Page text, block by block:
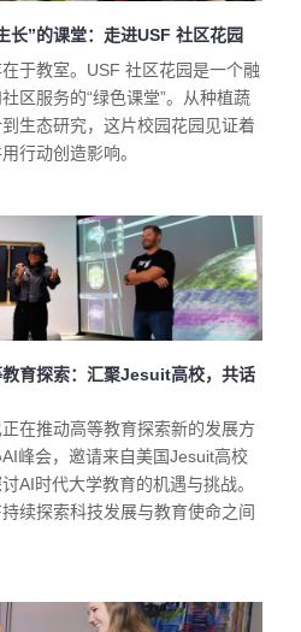
长”的课堂：走进USF 社区花园
于教室。USF 社区花园是一个融
区服务的“绿色课堂”。从种植蔬
生态研究，这片校园花园见证着
行动创造影响。
教育探索：汇聚Jesuit高校，共话
在推动高等教育探索新的发展方
峰会，邀请来自美国Jesuit高校
AI时代大学教育的机遇与挑战。
续探索科技发展与教育使命之间